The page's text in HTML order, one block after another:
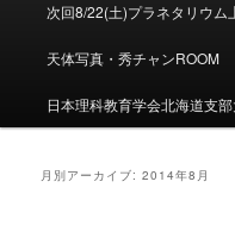
イ
ン
コ
ン
ブ
コ
ン
テ
次回8/22(土)プラネタリウ
天体写真・秀チャンROOM
日本理科教育学会北海道支
月別アーカイブ:2014年8月